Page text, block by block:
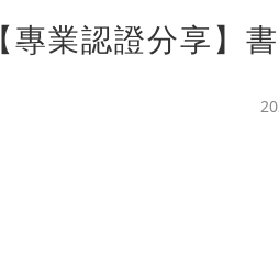
【專業認證分享】